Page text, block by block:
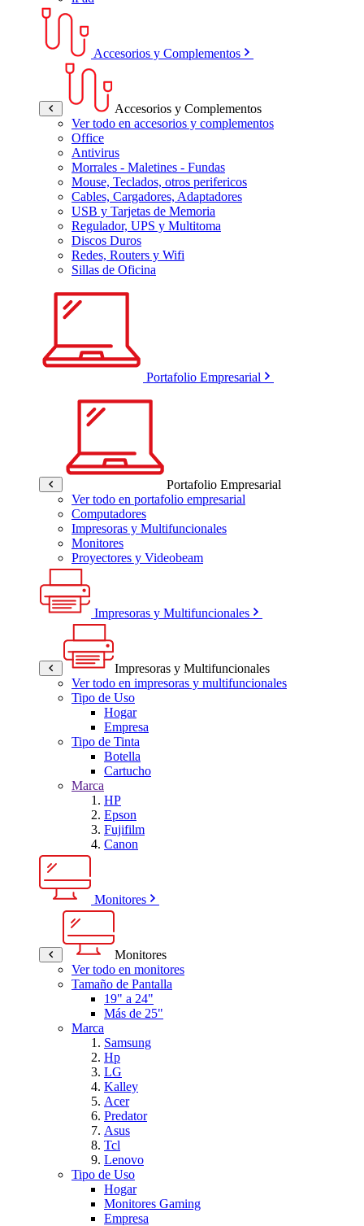
Accesorios y Complementos
Accesorios y Complementos
Ver todo en accesorios y complementos
Office
Antivirus
Morrales - Maletines - Fundas
Mouse, Teclados, otros perifericos
Cables, Cargadores, Adaptadores
USB y Tarjetas de Memoria
Regulador, UPS y Multitoma
Discos Duros
Redes, Routers y Wifi
Sillas de Oficina
Portafolio Empresarial
Portafolio Empresarial
Ver todo en portafolio empresarial
Computadores
Impresoras y Multifuncionales
Monitores
Proyectores y Videobeam
Impresoras y Multifuncionales
Impresoras y Multifuncionales
Ver todo en impresoras y multifuncionales
Tipo de Uso
Hogar
Empresa
Tipo de Tinta
Botella
Cartucho
Marca
HP
Epson
Fujifilm
Canon
Monitores
Monitores
Ver todo en monitores
Tamaño de Pantalla
19" a 24"
Más de 25"
Marca
Samsung
Hp
LG
Kalley
Acer
Predator
Asus
Tcl
Lenovo
Tipo de Uso
Hogar
Monitores Gaming
Empresa